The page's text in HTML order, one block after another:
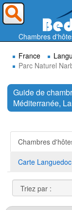
Chambres
France
Parc Naturel
Guide de
Méditerranée,
Chambres
Carte
Où
Rechercher